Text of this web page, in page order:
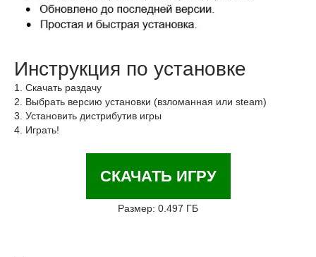
Инструкция по установке
1. Скачать раздачу
2. Выбрать версию установки (взломанная или steam)
3. Установить дистрибутив игры
4. Играть!
СКАЧАТЬ ИГРУ
Размер: 0.497 ГБ